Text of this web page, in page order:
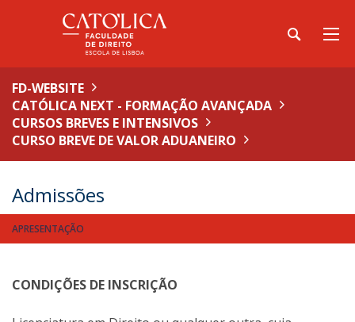
FD-WEBSITE
CATÓLICA NEXT - FORMAÇÃO AVANÇADA
CURSOS BREVES E INTENSIVOS
CURSO BREVE DE VALOR ADUANEIRO
Admissões
APRESENTAÇÃO
CONDIÇÕES DE INSCRIÇÃO